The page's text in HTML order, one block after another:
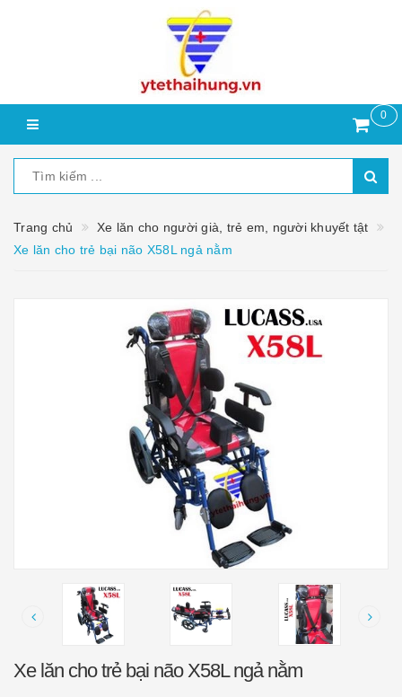
0
Trang chủ
Xe lăn cho người già, trẻ em, người khuyết tật
Xe lăn cho trẻ bại não X58L ngả nằm
Xe lăn cho trẻ bại não X58L ngả nằm